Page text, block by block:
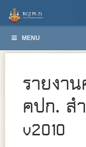
MENU
รายงา
คปก. ส
v2010